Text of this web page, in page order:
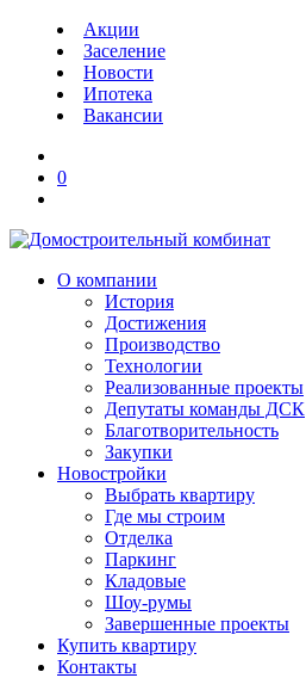
Акции
Заселение
Новости
Ипотека
Вакансии
0
О компании
История
Достижения
Производство
Технологии
Реализованные проекты
Депутаты команды ДСК
Благотворительность
Закупки
Новостройки
Выбрать квартиру
Где мы строим
Отделка
Паркинг
Кладовые
Шоу-румы
Завершенные проекты
Купить квартиру
Контакты